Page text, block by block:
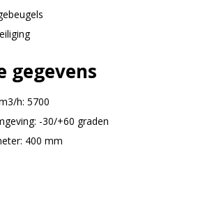
gegevens
h: 5700
-30/+60 graden
400 mm